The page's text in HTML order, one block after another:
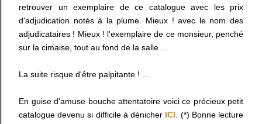
retrouver un exemplaire de ce catalogue avec les prix
d'adjudication notés à la plume. Mieux ! avec le nom des
adjudicataires ! Mieux ! l'exemplaire de ce monsieur, penché
sur la cimaise, tout au fond de la salle ...
La suite risque d'être palpitante ! ...
En guise d'amuse bouche attentatoire voici ce précieux petit
catalogue devenu si difficile à dénicher ICI. (*) Bonne lecture